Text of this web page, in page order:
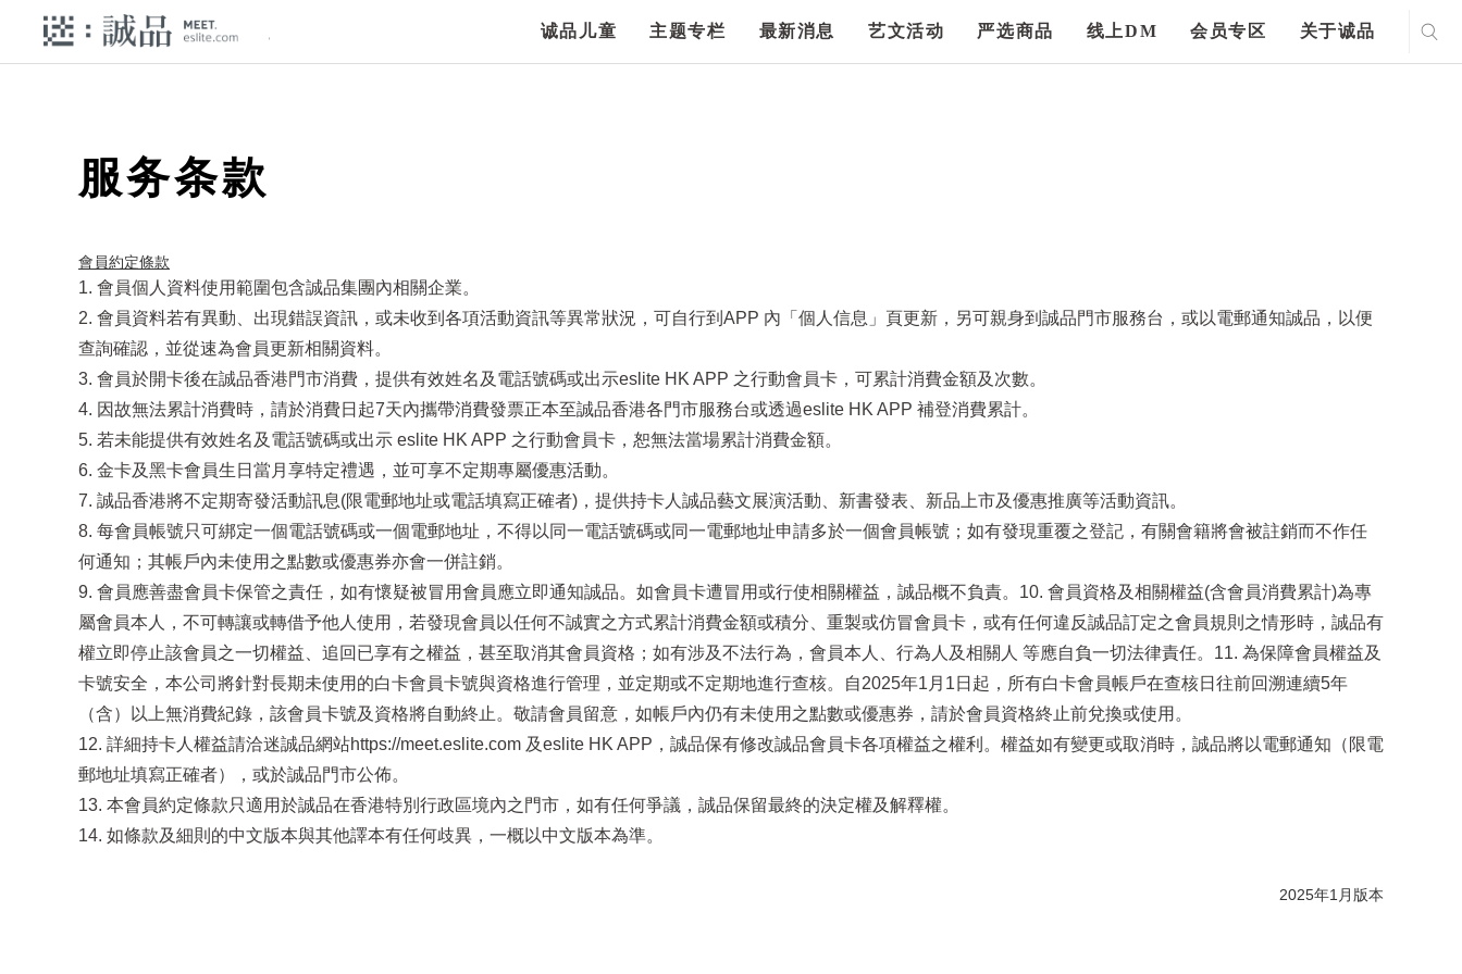
诚品儿童 主题专栏 最新消息 艺文活动 严选商品 线上DM 会员专区 关于诚品
服务条款
會員約定條款​
1. 會員個人資料使用範圍包含誠品集團內相關企業。
2. 會員資料若有異動、出現錯誤資訊，或未收到各項活動資訊等異常狀況，可自行到APP 內「個人信息」頁更新，另可親身到誠品門市服務台，或以電郵通知誠品，以便
查詢確認，並從速為會員更新相關資料。
3. 會員於開卡後在誠品香港門市消費，提供有效姓名及電話號碼或出示eslite HK APP 之行動會員卡，可累計消費金額及次數。
4. 因故無法累計消費時，請於消費日起7天內攜帶消費發票正本至誠品香港各門市服務台或透過eslite HK APP 補登消費累計。
5. 若未能提供有效姓名及電話號碼或出示 eslite HK APP 之行動會員卡，恕無法當場累計消費金額。
6. 金卡及黑卡會員生日當月享特定禮遇，並可享不定期專屬優惠活動。
7. 誠品香港將不定期寄發活動訊息(限電郵地址或電話填寫正確者)，提供持卡人誠品藝文展演活動、新書發表、新品上市及優惠推廣等活動資訊。
8. 每會員帳號只可綁定一個電話號碼或一個電郵地址，不得以同一電話號碼或同一電郵地址申請多於一個會員帳號；如有發現重覆之登記，有關會籍將會被註銷而不作任
何通知；其帳戶內未使用之點數或優惠券亦會一併註銷。
9. 會員應善盡會員卡保管之責任，如有懷疑被冒用會員應立即通知誠品。如會員卡遭冒用或行使相關權益，誠品概不負責。10. 會員資格及相關權益(含會員消費累計)為專
屬會員本人，不可轉讓或轉借予他人使用，若發現會員以任何不誠實之方式累計消費金額或積分、重製或仿冒會員卡，或有任何違反誠品訂定之會員規則之情形時，誠品有
權立即停止該會員之一切權益、追回已享有之權益，甚至取消其會員資格；如有涉及不法行為，會員本人、行為人及相關人 等應自負一切法律責任。11. 為保障會員權益及
卡號安全，本公司將針對長期未使用的白卡會員卡號與資格進行管理，並定期或不定期地進行查核。自2025年1月1日起，所有白卡會員帳戶在查核日往前回溯連續5年
（含）以上無消費紀錄，該會員卡號及資格將自動終止。敬請會員留意，如帳戶內仍有未使用之點數或優惠券，請於會員資格終止前兌換或使用。
12. 詳細持卡人權益請洽迷誠品網站https://meet.eslite.com 及eslite HK APP，誠品保有修改誠品會員卡各項權益之權利。權益如有變更或取消時，誠品將以電郵通知（限電
郵地址填寫正確者），或於誠品門市公佈。
13. 本會員約定條款只適用於誠品在香港特別行政區境內之門市，如有任何爭議，誠品保留最終的決定權及解釋權。
14. 如條款及細則的中文版本與其他譯本有任何歧異，一概以中文版本為準。
2025年1月版本